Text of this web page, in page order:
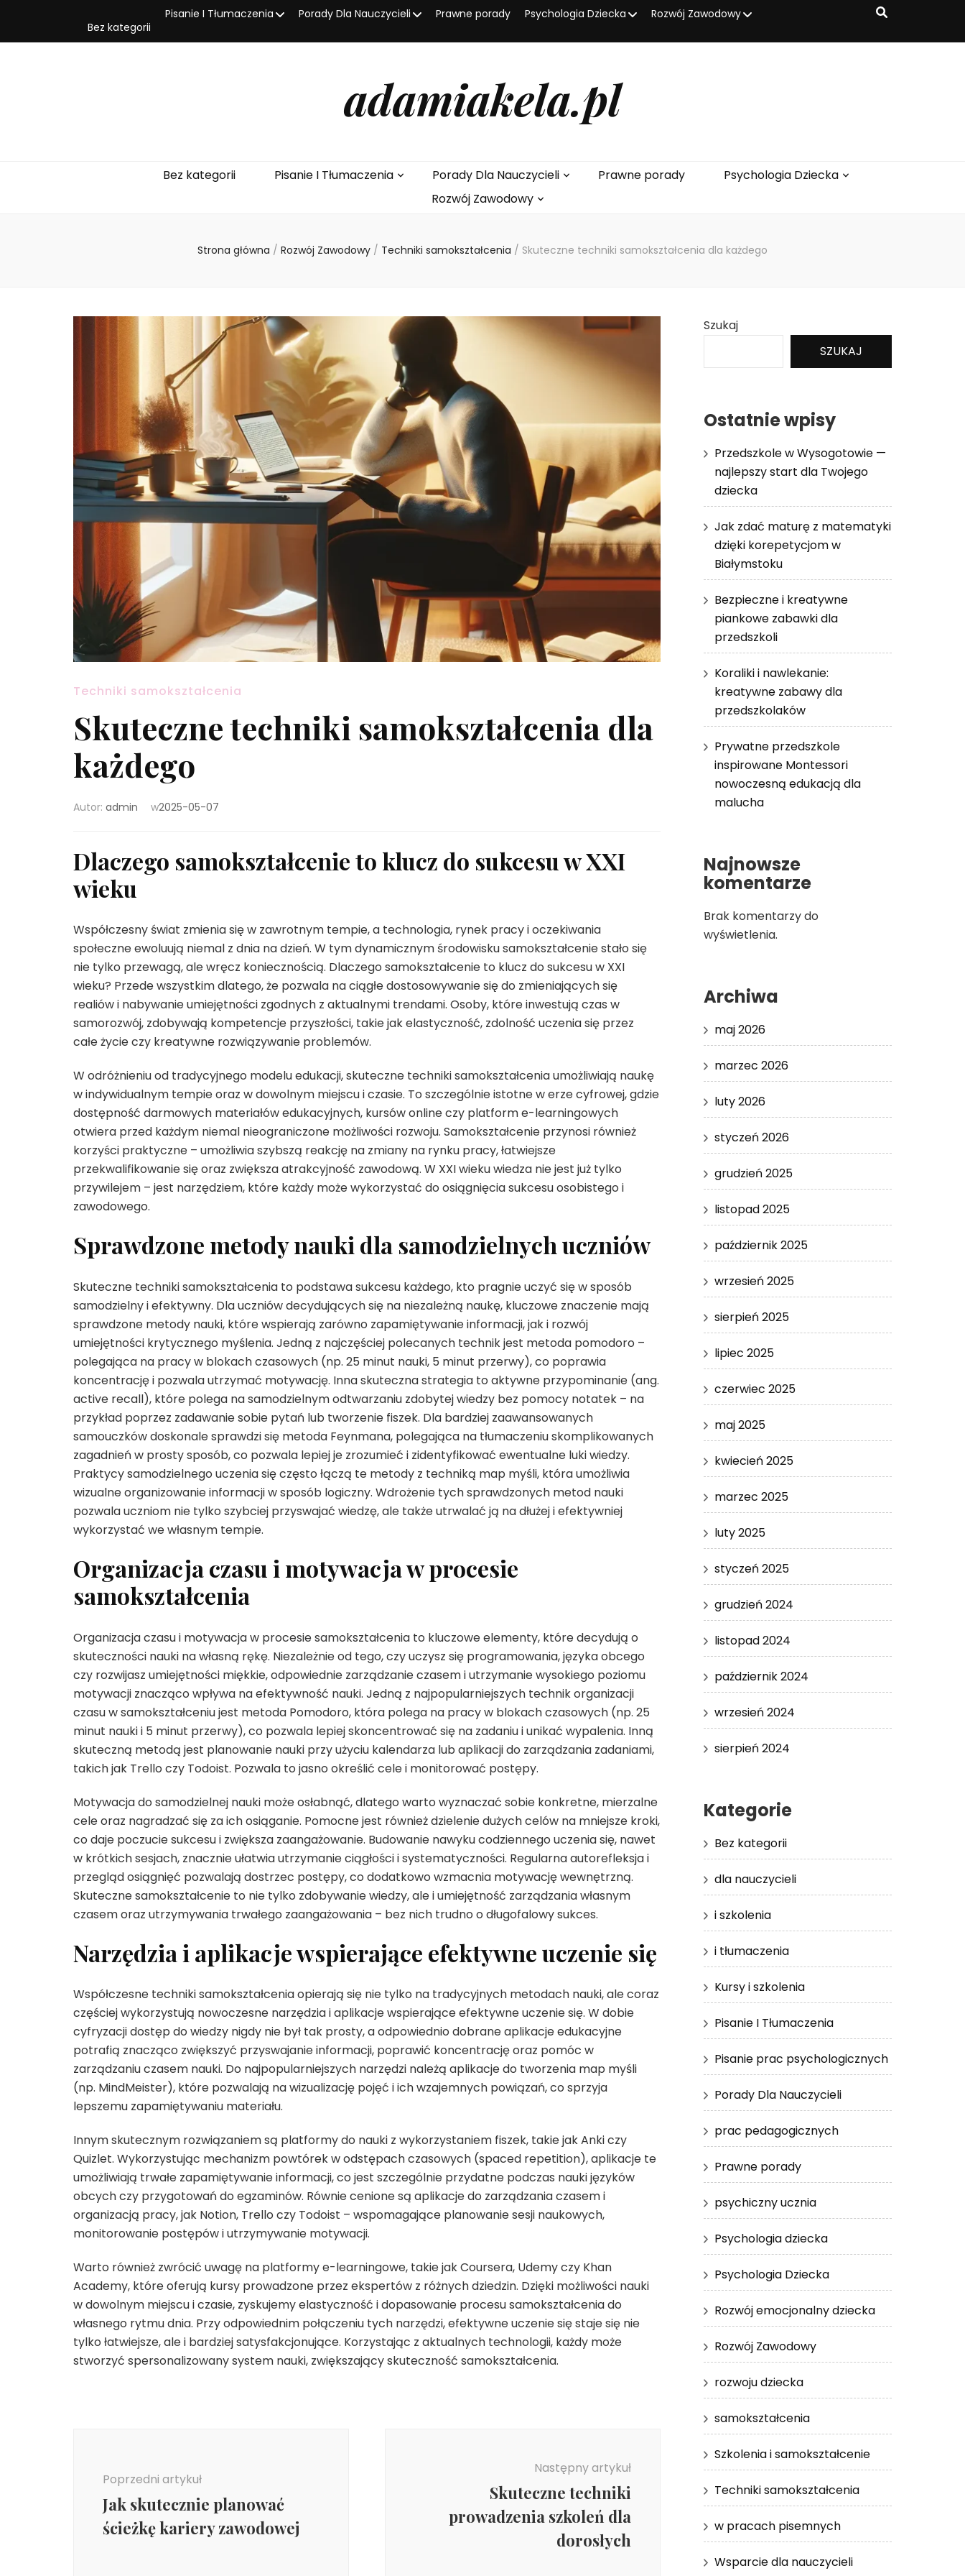
Bez kategorii
Pisanie I Tłumaczenia Porady Dla Nauczycieli Prawne porady Psychologia Dziecka Rozwój Zawodowy
adamiakela.pl
Bez kategorii Pisanie I Tłumaczenia Porady Dla Nauczycieli Prawne porady
Psychologia Dziecka
Rozwój Zawodowy
Strona główna / Rozwój Zawodowy / Techniki samokształcenia / Skuteczne techniki samokształcenia dla każdego
Techniki samokształcenia
Skuteczne techniki samokształcenia dla
każdego
Autor: admin w2025-05-07
Dlaczego samokształcenie to klucz do sukcesu w XXI
wieku
Współczesny świat zmienia się w zawrotnym tempie, a technologia, rynek pracy i oczekiwania
społeczne ewoluują niemal z dnia na dzień. W tym dynamicznym środowisku samokształcenie stało się
nie tylko przewagą, ale wręcz koniecznością. Dlaczego samokształcenie to klucz do sukcesu w XXI
wieku? Przede wszystkim dlatego, że pozwala na ciągłe dostosowywanie się do zmieniających się
realiów i nabywanie umiejętności zgodnych z aktualnymi trendami. Osoby, które inwestują czas w
samorozwój, zdobywają kompetencje przyszłości, takie jak elastyczność, zdolność uczenia się przez
całe życie czy kreatywne rozwiązywanie problemów.
W odróżnieniu od tradycyjnego modelu edukacji, skuteczne techniki samokształcenia umożliwiają naukę
w indywidualnym tempie oraz w dowolnym miejscu i czasie. To szczególnie istotne w erze cyfrowej, gdzie
dostępność darmowych materiałów edukacyjnych, kursów online czy platform e-learningowych
otwiera przed każdym niemal nieograniczone możliwości rozwoju. Samokształcenie przynosi również
korzyści praktyczne – umożliwia szybszą reakcję na zmiany na rynku pracy, łatwiejsze
przekwalifikowanie się oraz zwiększa atrakcyjność zawodową. W XXI wieku wiedza nie jest już tylko
przywilejem – jest narzędziem, które każdy może wykorzystać do osiągnięcia sukcesu osobistego i
zawodowego.
Sprawdzone metody nauki dla samodzielnych uczniów
Skuteczne techniki samokształcenia to podstawa sukcesu każdego, kto pragnie uczyć się w sposób
samodzielny i efektywny. Dla uczniów decydujących się na niezależną naukę, kluczowe znaczenie mają
sprawdzone metody nauki, które wspierają zarówno zapamiętywanie informacji, jak i rozwój
umiejętności krytycznego myślenia. Jedną z najczęściej polecanych technik jest metoda pomodoro –
polegająca na pracy w blokach czasowych (np. 25 minut nauki, 5 minut przerwy), co poprawia
koncentrację i pozwala utrzymać motywację. Inna skuteczna strategia to aktywne przypominanie (ang.
active recall), które polega na samodzielnym odtwarzaniu zdobytej wiedzy bez pomocy notatek – na
przykład poprzez zadawanie sobie pytań lub tworzenie fiszek. Dla bardziej zaawansowanych
samouczków doskonale sprawdzi się metoda Feynmana, polegająca na tłumaczeniu skomplikowanych
zagadnień w prosty sposób, co pozwala lepiej je zrozumieć i zidentyfikować ewentualne luki wiedzy.
Praktycy samodzielnego uczenia się często łączą te metody z techniką map myśli, która umożliwia
wizualne organizowanie informacji w sposób logiczny. Wdrożenie tych sprawdzonych metod nauki
pozwala uczniom nie tylko szybciej przyswajać wiedzę, ale także utrwalać ją na dłużej i efektywniej
wykorzystać we własnym tempie.
Organizacja czasu i motywacja w procesie
samokształcenia
Organizacja czasu i motywacja w procesie samokształcenia to kluczowe elementy, które decydują o
skuteczności nauki na własną rękę. Niezależnie od tego, czy uczysz się programowania, języka obcego
czy rozwijasz umiejętności miękkie, odpowiednie zarządzanie czasem i utrzymanie wysokiego poziomu
motywacji znacząco wpływa na efektywność nauki. Jedną z najpopularniejszych technik organizacji
czasu w samokształceniu jest metoda Pomodoro, która polega na pracy w blokach czasowych (np. 25
minut nauki i 5 minut przerwy), co pozwala lepiej skoncentrować się na zadaniu i unikać wypalenia. Inną
skuteczną metodą jest planowanie nauki przy użyciu kalendarza lub aplikacji do zarządzania zadaniami,
takich jak Trello czy Todoist. Pozwala to jasno określić cele i monitorować postępy.
Motywacja do samodzielnej nauki może osłabnąć, dlatego warto wyznaczać sobie konkretne, mierzalne
cele oraz nagradzać się za ich osiąganie. Pomocne jest również dzielenie dużych celów na mniejsze kroki,
co daje poczucie sukcesu i zwiększa zaangażowanie. Budowanie nawyku codziennego uczenia się, nawet
w krótkich sesjach, znacznie ułatwia utrzymanie ciągłości i systematyczności. Regularna autorefleksja i
przegląd osiągnięć pozwalają dostrzec postępy, co dodatkowo wzmacnia motywację wewnętrzną.
Skuteczne samokształcenie to nie tylko zdobywanie wiedzy, ale i umiejętność zarządzania własnym
czasem oraz utrzymywania trwałego zaangażowania – bez nich trudno o długofalowy sukces.
Narzędzia i aplikacje wspierające efektywne uczenie się
Współczesne techniki samokształcenia opierają się nie tylko na tradycyjnych metodach nauki, ale coraz
częściej wykorzystują nowoczesne narzędzia i aplikacje wspierające efektywne uczenie się. W dobie
cyfryzacji dostęp do wiedzy nigdy nie był tak prosty, a odpowiednio dobrane aplikacje edukacyjne
potrafią znacząco zwiększyć przyswajanie informacji, poprawić koncentrację oraz pomóc w
zarządzaniu czasem nauki. Do najpopularniejszych narzędzi należą aplikacje do tworzenia map myśli
(np. MindMeister), które pozwalają na wizualizację pojęć i ich wzajemnych powiązań, co sprzyja
lepszemu zapamiętywaniu materiału.
Innym skutecznym rozwiązaniem są platformy do nauki z wykorzystaniem fiszek, takie jak Anki czy
Quizlet. Wykorzystując mechanizm powtórek w odstępach czasowych (spaced repetition), aplikacje te
umożliwiają trwałe zapamiętywanie informacji, co jest szczególnie przydatne podczas nauki języków
obcych czy przygotowań do egzaminów. Równie cenione są aplikacje do zarządzania czasem i
organizacją pracy, jak Notion, Trello czy Todoist – wspomagające planowanie sesji naukowych,
monitorowanie postępów i utrzymywanie motywacji.
Warto również zwrócić uwagę na platformy e-learningowe, takie jak Coursera, Udemy czy Khan
Academy, które oferują kursy prowadzone przez ekspertów z różnych dziedzin. Dzięki możliwości nauki
w dowolnym miejscu i czasie, zyskujemy elastyczność i dopasowanie procesu samokształcenia do
własnego rytmu dnia. Przy odpowiednim połączeniu tych narzędzi, efektywne uczenie się staje się nie
tylko łatwiejsze, ale i bardziej satysfakcjonujące. Korzystając z aktualnych technologii, każdy może
stworzyć spersonalizowany system nauki, zwiększający skuteczność samokształcenia.
Poprzedni artykuł
Jak skutecznie planować
ścieżkę kariery zawodowej
Następny artykuł
Skuteczne techniki
prowadzenia szkoleń dla
dorosłych
Szukaj
SZUKAJ
Ostatnie wpisy
Przedszkole w Wysogotowie —
najlepszy start dla Twojego
dziecka
Jak zdać maturę z matematyki
dzięki korepetycjom w
Białymstoku
Bezpieczne i kreatywne
piankowe zabawki dla
przedszkoli
Koraliki i nawlekanie:
kreatywne zabawy dla
przedszkolaków
Prywatne przedszkole
inspirowane Montessori
nowoczesną edukacją dla
malucha
Najnowsze
komentarze
Brak komentarzy do
wyświetlenia.
Archiwa
maj 2026
marzec 2026
luty 2026
styczeń 2026
grudzień 2025
listopad 2025
październik 2025
wrzesień 2025
sierpień 2025
lipiec 2025
czerwiec 2025
maj 2025
kwiecień 2025
marzec 2025
luty 2025
styczeń 2025
grudzień 2024
listopad 2024
październik 2024
wrzesień 2024
sierpień 2024
Kategorie
Bez kategorii
dla nauczycieli
i szkolenia
i tłumaczenia
Kursy i szkolenia
Pisanie I Tłumaczenia
Pisanie prac psychologicznych
Porady Dla Nauczycieli
prac pedagogicznych
Prawne porady
psychiczny ucznia
Psychologia dziecka
Psychologia Dziecka
Rozwój emocjonalny dziecka
Rozwój Zawodowy
rozwoju dziecka
samokształcenia
Szkolenia i samokształcenie
Techniki samokształcenia
w pracach pisemnych
Wsparcie dla nauczycieli